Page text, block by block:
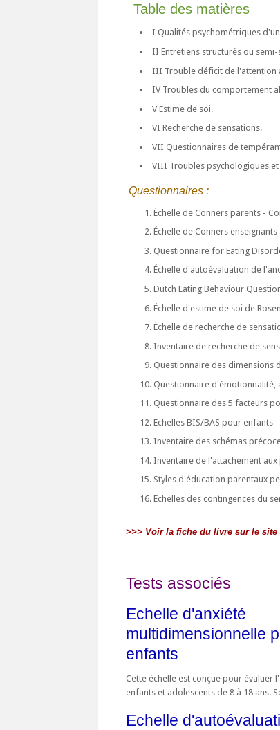
Table des matières
I Qualités psychométriques
II Entretiens structurés ou
III Trouble déficit de l'attention
IV Troubles du comportement
V Estime de soi.
VI Recherche de sensations.
VII Questionnaires de
VIII Troubles psychologiques
Questionnaires :
Échelle de Conners parents -
Échelle de Conners enseignants
Questionnaire for Eating
Échelle d'autoévaluation de
Dutch Eating Behaviour
Échelle d'estime de soi de
Échelle de recherche de
Inventaire de recherche de
Questionnaire des dimensions
Questionnaire d'émotionnalité,
Questionnaire des 5 facteurs
Echelles BIS/BAS pour enfants
Inventaire des schémas
Inventaire de l'attachement aux
Styles d'éducation parentaux
Echelles des contingences du
>>> Voir la fiche du livre sur le site
Tests associés
Echelle d'anxiété
multidimensionnelle
enfants
Cette échelle est conçue pour évaluer
enfants et adolescents de 8 à 18 ans.
Echelle